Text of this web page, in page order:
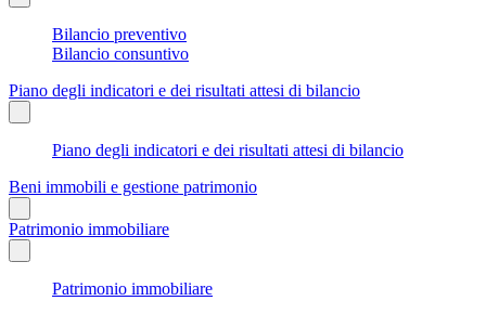
Bilancio preventivo
Bilancio consuntivo
Piano degli indicatori e dei risultati attesi di bilancio
Piano degli indicatori e dei risultati attesi di bilancio
Beni immobili e gestione patrimonio
Patrimonio immobiliare
Patrimonio immobiliare